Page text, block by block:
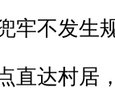
牢不发生
直达村居